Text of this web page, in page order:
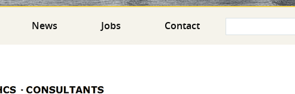
News Jobs Contact